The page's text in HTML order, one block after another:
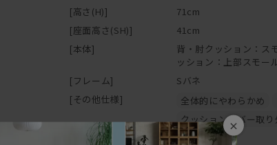
×
[高さ(H)]
71cm
[座面高さ(SH)]
41cm
[本体]
背・肘クッション：
ッション：上部スモー
[フレーム]
Sバネ
[その他仕様]
全体的にやわらかめ
クッションカバー取